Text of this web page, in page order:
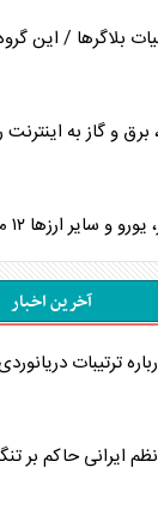
بلاگر‌ها / این
و گاز به
ارز‌ها ۱۲ مرداد ۱۴۰۵ / جدول
آخرین اخبار
ترتیبات
ایرانی حاکم بر